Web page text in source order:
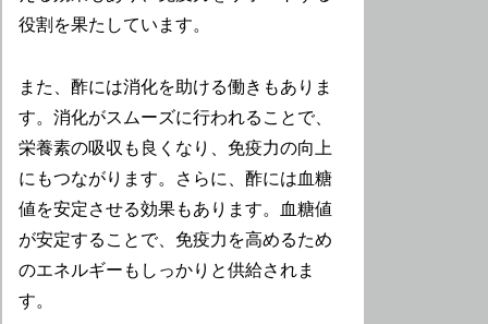
役割を果たしています。
また、酢には消化を助ける働きもありま
す。消化がスムーズに行われることで、
栄養素の吸収も良くなり、免疫力の向上
にもつながります。さらに、酢には血糖
値を安定させる効果もあります。血糖値
が安定することで、免疫力を高めるため
のエネルギーもしっかりと供給されま
す。